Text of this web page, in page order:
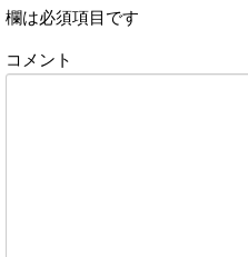
欄は必須項目です
コメント